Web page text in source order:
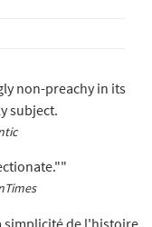
non-preachy in its
subject.
simplicité de l'histoire